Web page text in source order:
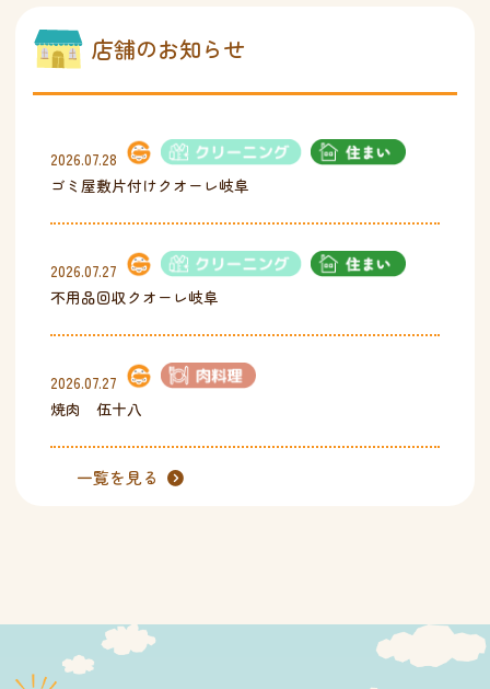
店舗のお知らせ
2026.07.28
ゴミ屋敷片付けクオーレ岐阜
2026.07.27
不用品回収クオーレ岐阜
2026.07.27
焼肉 伍十八
一覧を見る